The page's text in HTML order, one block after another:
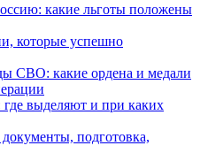
какие льготы положены
которые успешно
СВО: какие ордена и медали
выделяют и при каких
подготовка,